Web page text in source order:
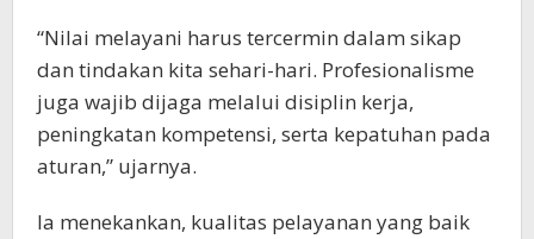
“Nilai melayani harus tercermin dalam sikap
dan tindakan kita sehari-hari. Profesionalisme
juga wajib dijaga melalui disiplin kerja,
peningkatan kompetensi, serta kepatuhan pada
aturan,” ujarnya.
Ia menekankan, kualitas pelayanan yang baik